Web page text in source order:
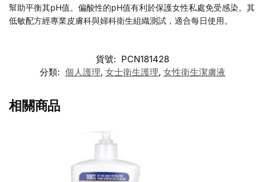
幫助平衡其pH值。偏酸性的pH值有利於保護女性私處免受感染。其
低敏配方經專業皮膚科與婦科衛生組織測試，適合每日使用。
貨號: PCN181428
分類: 個人護理, 女士衛生護理, 女性衛生潔膚液
相關商品